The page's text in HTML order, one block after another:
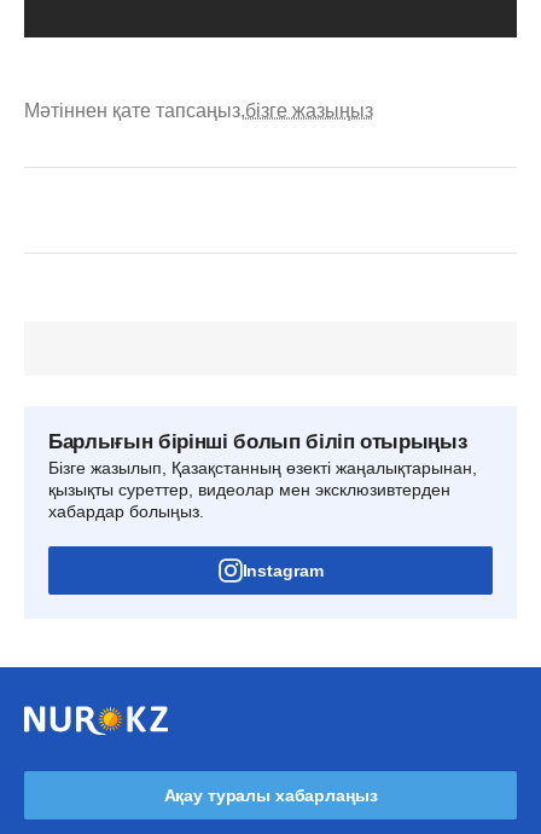
Мәтіннен қате тапсаңыз,бізге жазыңыз
Барлығын бірінші болып біліп отырыңыз
Бізге жазылып, Қазақстанның өзекті жаңалықтарынан,
қызықты суреттер, видеолар мен эксклюзивтерден
хабардар болыңыз.
Instagram
Ақау туралы хабарлаңыз